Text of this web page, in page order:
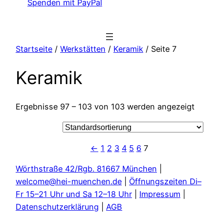
Spenden mit PayPal
Startseite / Werkstätten / Keramik / Seite 7
Keramik
Ergebnisse 97 – 103 von 103 werden angezeigt
← 1 2 3 4 5 6 7
Wörthstraße 42/Rgb. 81667 München
welcome@hei-muenchen.de
Öffnungszeiten Di–
Fr 15–21 Uhr und Sa 12–18 Uhr
Impressum
Datenschutzerklärung
AGB